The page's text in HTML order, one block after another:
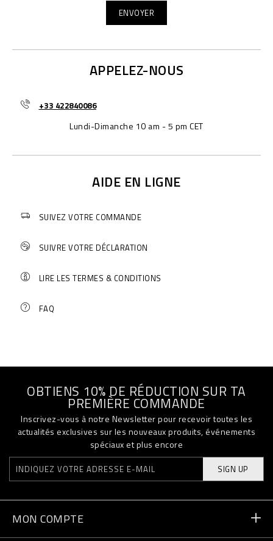
APPELEZ-NOUS
+33 422840086
Lundi-Dimanche 10 am - 5 pm CET
AIDE EN LIGNE
SUIVEZ VOTRE COMMANDE
SUIVRE VOTRE DÉCLARATION
LIRE LES TERMES & CONDITIONS
FAQ
OBTIENS 10% DE RÉDUCTION SUR TA
PREMIÈRE COMMANDE
Inscrivez-vous à notre Newsletter pour recevoir toutes les
actualités exclusives sur les nouveaux produits, événements
spéciaux et plus encore
SIGN UP
MON COMPTE